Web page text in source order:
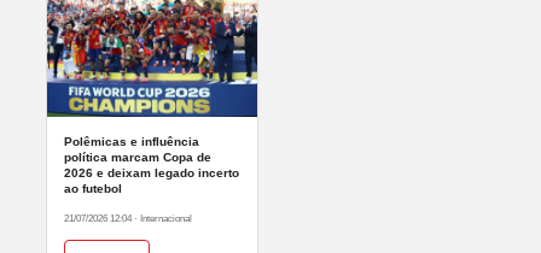
Polêmicas e influência
política marcam Copa de
2026 e deixam legado incerto
ao futebol
21/07/2026 12:04 · Internacional